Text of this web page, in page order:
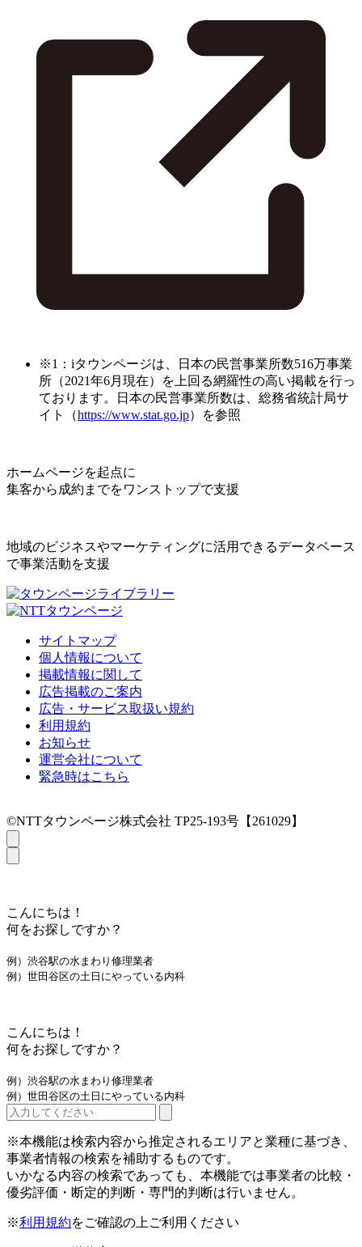
※1：iタウンページは、日本の民営事業所数516万事業
所（2021年6月現在）を上回る網羅性の高い掲載を行っ
ております。日本の民営事業所数は、総務省統計局サ
イト（https://www.stat.go.jp）を参照
ホームページを起点に
集客から成約までをワンストップで支援
地域のビジネスやマーケティングに活用できるデータベース
で事業活動を支援
サイトマップ
個人情報について
掲載情報に関して
広告掲載のご案内
広告・サービス取扱い規約
利用規約
お知らせ
運営会社について
緊急時はこちら
©NTTタウンページ株式会社 TP25-193号【261029】
こんにちは！
何をお探しですか？
例）渋谷駅の水まわり修理業者
例）世田谷区の土日にやっている内科
こんにちは！
何をお探しですか？
例）渋谷駅の水まわり修理業者
例）世田谷区の土日にやっている内科
※本機能は検索内容から推定されるエリアと業種に基づき、
事業者情報の検索を補助するものです。
いかなる内容の検索であっても、本機能では事業者の比較・
優劣評価・断定的判断・専門的判断は行いません。
※利用規約をご確認の上ご利用ください